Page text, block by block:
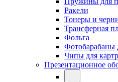
Ракели
Тонеры и
Трансферная
Фольга
Фотобарабаны
Чипы для
Презентационное